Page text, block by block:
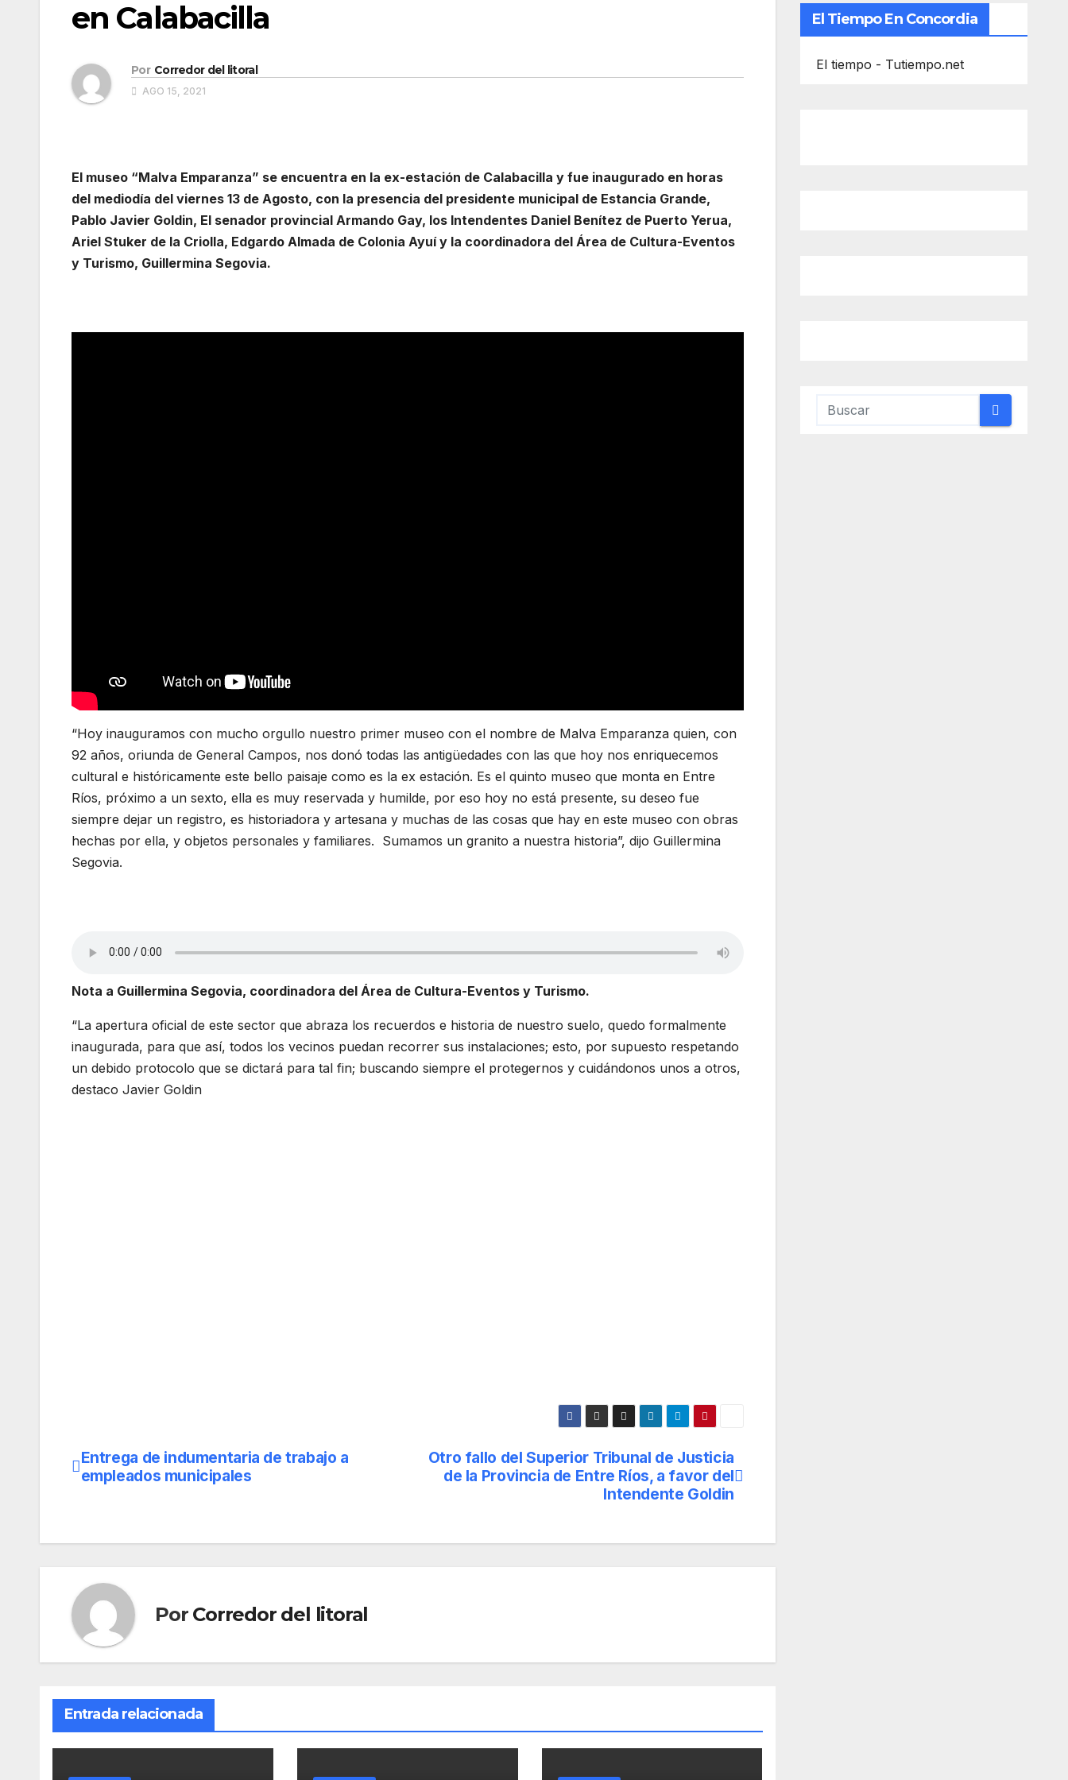
en Calabacilla
Por Corredor del litoral
AGO 15, 2021
El museo “Malva Emparanza” se encuentra en la ex-estación de Calabacilla y fue inaugurado en horas
del mediodía del viernes 13 de Agosto, con la presencia del presidente municipal de Estancia Grande,
Pablo Javier Goldin, El senador provincial Armando Gay, los Intendentes Daniel Benítez de Puerto Yerua,
Ariel Stuker de la Criolla, Edgardo Almada de Colonia Ayuí y la coordinadora del Área de Cultura-Eventos
y Turismo, Guillermina Segovia.
“Hoy inauguramos con mucho orgullo nuestro primer museo con el nombre de Malva Emparanza quien, con
92 años, oriunda de General Campos, nos donó todas las antigüedades con las que hoy nos enriquecemos
cultural e históricamente este bello paisaje como es la ex estación. Es el quinto museo que monta en Entre
Ríos, próximo a un sexto, ella es muy reservada y humilde, por eso hoy no está presente, su deseo fue
siempre dejar un registro, es historiadora y artesana y muchas de las cosas que hay en este museo con obras
hechas por ella, y objetos personales y familiares. Sumamos un granito a nuestra historia”, dijo Guillermina
Segovia.
Nota a Guillermina Segovia, coordinadora del Área de Cultura-Eventos y Turismo.
“La apertura oficial de este sector que abraza los recuerdos e historia de nuestro suelo, quedo formalmente
inaugurada, para que así, todos los vecinos puedan recorrer sus instalaciones; esto, por supuesto respetando
un debido protocolo que se dictará para tal fin; buscando siempre el protegernos y cuidándonos unos a otros,
destaco Javier Goldin
Navegación
Otro fallo del Superior Tribunal de Justicia
de la Provincia de Entre Ríos, a favor del
Intendente Goldin
Entrega de indumentaria de trabajo a
empleados municipales
Por Corredor del litoral
Entrada relacionada
El Tiempo En Concordia
El tiempo - Tutiempo.net